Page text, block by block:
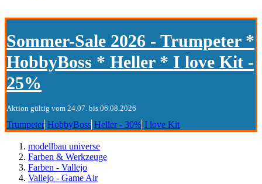
Sommer-Sale 2026 - Trumpeter *
HobbyBoss * Heller * I love Kit -
25%
Aktion gültig vom 24.07. bis 06.08.2026
Trumpeter HobbyBoss Heller - 30% I love Kit
modellbau universe
Farben & Werkzeuge
Farben - Vallejo
Vallejo - Game Air